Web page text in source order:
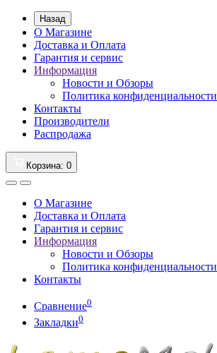
Назад
О Магазине
Доставка и Оплата
Гарантия и сервис
Информация
Новости и Обзоры
Политика конфиденциальности
Контакты
Производители
Распродажа
Корзина: 0
О Магазине
Доставка и Оплата
Гарантия и сервис
Информация
Новости и Обзоры
Политика конфиденциальности
Контакты
Сравнение0
Закладки0